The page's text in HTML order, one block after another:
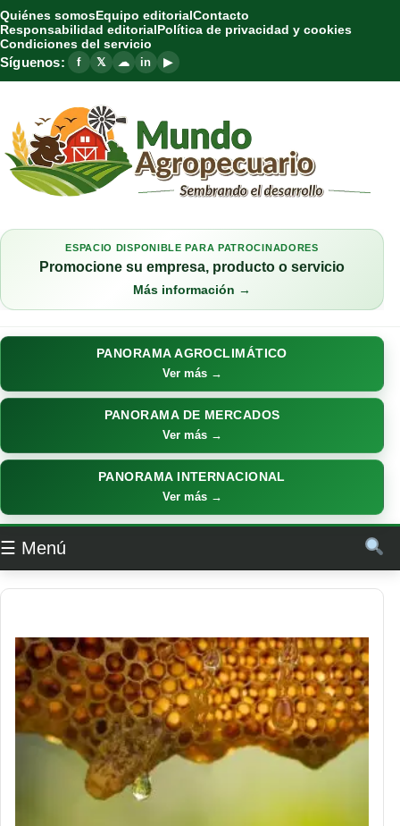
Quiénes somosEquipo editorialContacto
Responsabilidad editorialPolítica de privacidad y cookies
Condiciones del servicio
Síguenos: f 𝕏 ☁ in ▶
ESPACIO DISPONIBLE PARA PATROCINADORES
Promocione su empresa, producto o servicio
Más información →
PANORAMA AGROCLIMÁTICO
Ver más →
PANORAMA DE MERCADOS
Ver más →
PANORAMA INTERNACIONAL
Ver más →
☰ Menú